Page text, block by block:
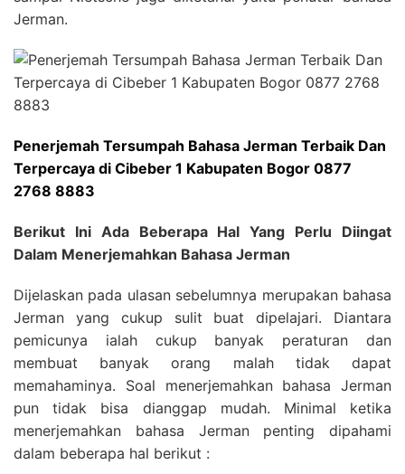
Jerman.
Penerjemah Tersumpah Bahasa Jerman Terbaik Dan
Terpercaya di Cibeber 1 Kabupaten Bogor 0877
2768 8883
Berikut Ini Ada Beberapa Hal Yang Perlu Diingat
Dalam Menerjemahkan Bahasa Jerman
Dijelaskan pada ulasan sebelumnya merupakan bahasa
Jerman yang cukup sulit buat dipelajari. Diantara
pemicunya ialah cukup banyak peraturan dan
membuat banyak orang malah tidak dapat
memahaminya. Soal menerjemahkan bahasa Jerman
pun tidak bisa dianggap mudah. Minimal ketika
menerjemahkan bahasa Jerman penting dipahami
dalam beberapa hal berikut :